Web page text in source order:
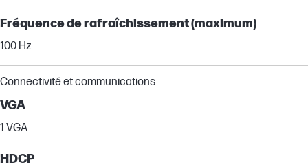
Fréquence de rafraîchissement (maximum)
100 Hz
Connectivité et communications
VGA
1 VGA
HDCP